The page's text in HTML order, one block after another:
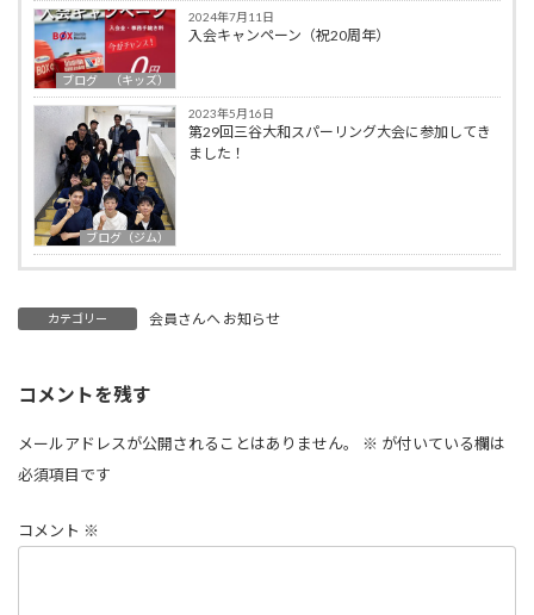
ブログ （キッズ）
2024年7月11日
入会キャンペーン（祝20周年）
ブログ（ジム）
2023年5月16日
第29回三谷大和スパーリング大会に参加してき
ました！
カテゴリー 会員さんへ お知らせ
コメントを残す
メールアドレスが公開されることはありません。 ※ が付いている欄は
必須項目です
コメント ※